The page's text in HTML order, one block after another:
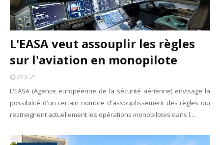
L'EASA veut assouplir les règles
sur l'aviation en monopilote
22.1.21
L'EASA (Agence européenne de la sécurité aérienne) envisage la
possibilité d'un certain nombre d'assouplissement des règles qui
restreignent actuellement les opérations monopilotes dans l…